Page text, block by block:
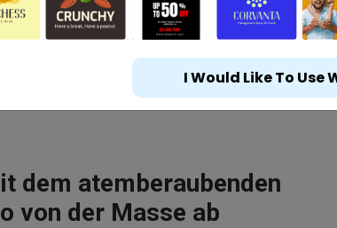
dem atemberaubenden
von der Masse ab
I Would Like To Use